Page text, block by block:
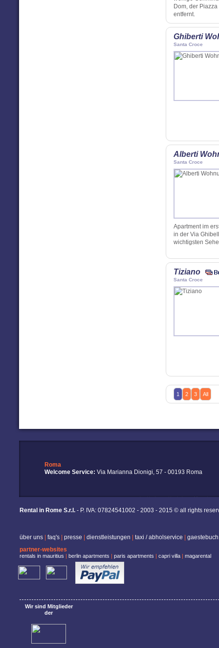
Dom, der
entfernt.
Ghiberti
Santa Croce
Alberti
Santa Croce
Apartment im
in der Via
wichtigsten
Tiziano
Santa Croce
1 2 3 All
Roma
Welcome Service: Via Marianna Dionigi, 57 - 00193 Roma
Rental in Rome S.r.l. - P. IVA: 07824541002 - 2003 - 2015 © all rights
über uns faq's presse dienstleistungen taxi / abholservice gaestebuch
partner-websites
rentals in mauritius | berlin apartments | paris apartments | capri villa | magarental
Wir sind Mitglieder
der